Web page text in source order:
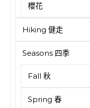
櫻花
Hiking 健走
Seasons 四季
Fall 秋
Spring 春